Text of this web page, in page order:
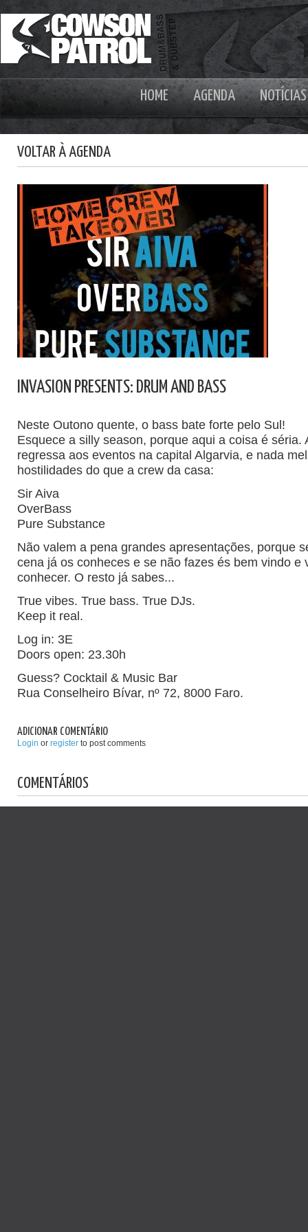
HOME AGENDA NOTÍCIAS
VOLTAR À AGENDA
INVASION PRESENTS: DRUM AND BASS
Neste Outono quente, o bass bate forte pelo Sul!
Esquece a silly season, porque aqui a coisa é séria.
regressa aos eventos na capital Algarvia, e nada
hostilidades do que a crew da casa:
Sir Aiva
OverBass
Pure Substance
Não valem a pena grandes apresentações, porque
cena já os conheces e se não fazes és bem vindo e
conhecer. O resto já sabes...
True vibes. True bass. True DJs.
Keep it real.
Log in: 3E
Doors open: 23.30h
Guess? Cocktail & Music Bar
Rua Conselheiro Bívar, nº 72, 8000 Faro.
ADICIONAR COMENTÁRIO
Login or register to post comments
COMENTÁRIOS